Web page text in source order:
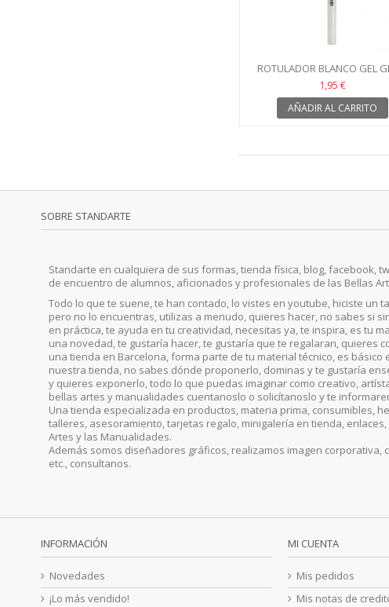
ROTULADOR BLANCO GEL
ROLL SAKURA 08
1,95 €
AÑADIR AL CARRITO
SOBRE STANDARTE
Standarte en cualquiera de sus formas, tienda física, blog, facebook,
de encuentro de alumnos, aficionados y profesionales de las Bellas
Todo lo que te suene, te han contado, lo vistes en youtube, hiciste un
pero no lo encuentras, utilizas a menudo, quieres hacer, no sabes si
en práctica, te ayuda en tu creatividad, necesitas ya, te inspira, es tu
una novedad, te gustaría hacer, te gustaría que te regalaran, quieres
una tienda en Barcelona, forma parte de tu material técnico, es básico
nuestra tienda, no sabes dónde proponerlo, dominas y te gustaría
y quieres exponerlo, todo lo que puedas imaginar como creativo,
bellas artes y manualidades cuentanoslo o solicítanoslo y te
Una tienda especializada en productos, materia prima, consumibles,
talleres, asesoramiento, tarjetas regalo, minigalería en tienda,
Artes y las Manualidades.
Además somos diseñadores gráficos, realizamos imagen corporativa,
etc., consultanos.
INFORMACIÓN
Novedades
¡Lo más vendido!
MI CUENTA
Mis pedidos
Mis notas de